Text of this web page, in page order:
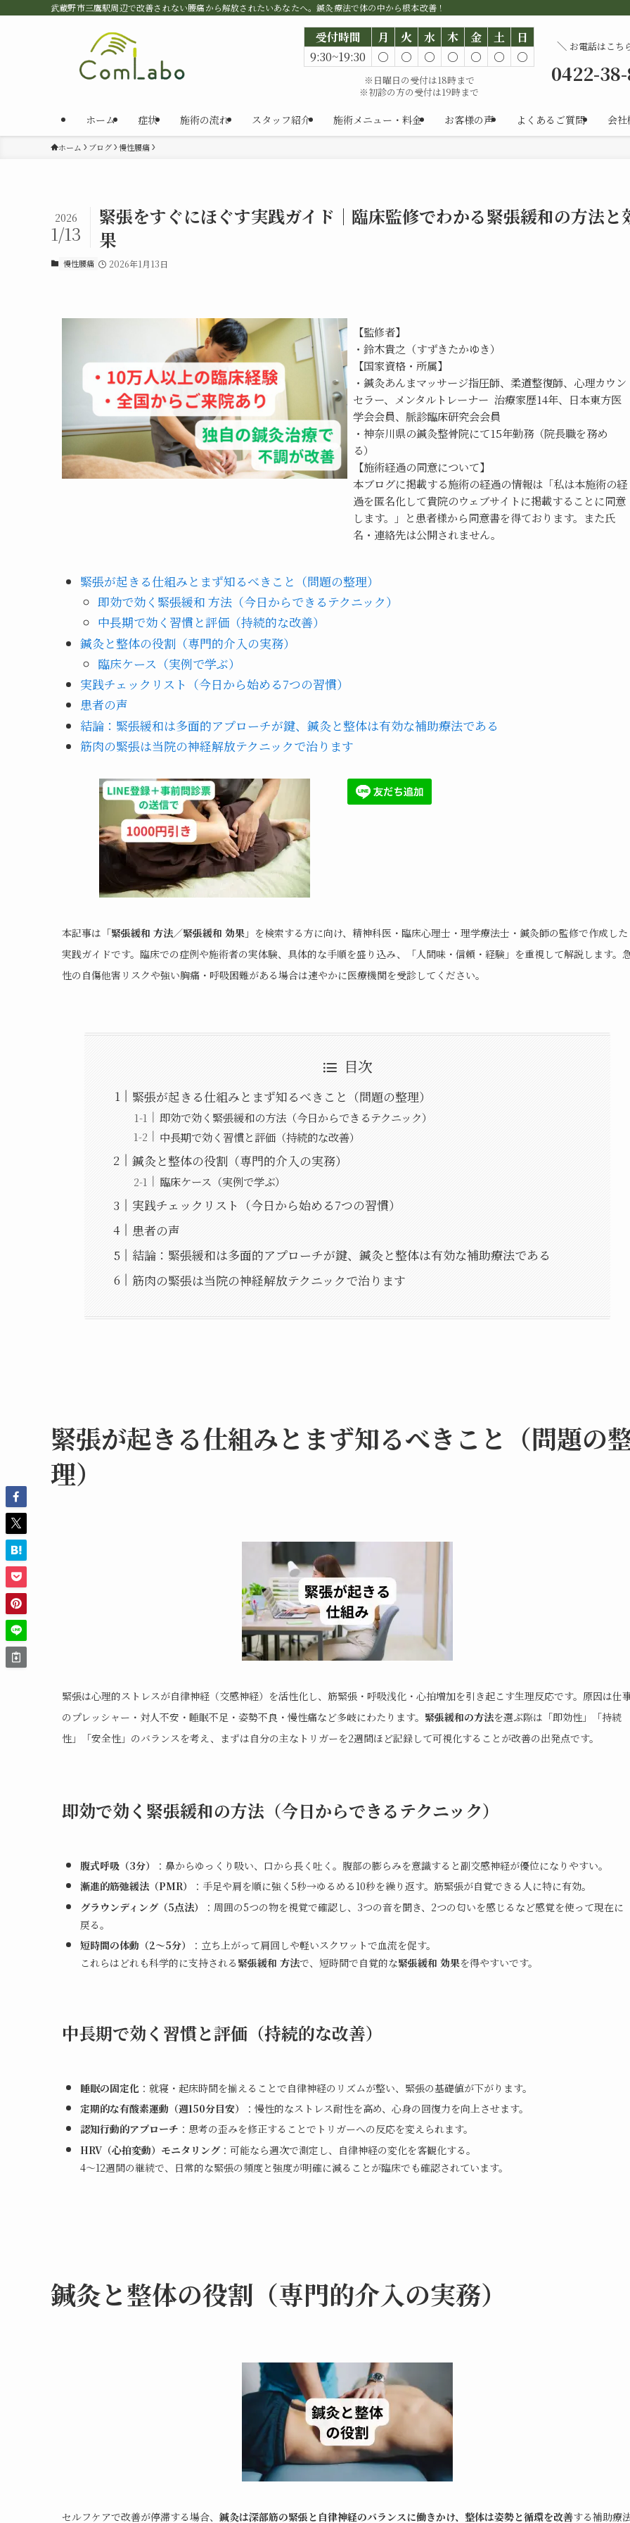
武蔵野市三鷹駅周辺で改善されない腰痛から解放されたいあなたへ。鍼灸療法で体の中から根本改善！
ホーム 症状 施術の流れ スタッフ紹介 施術メニュー・料金 お客様の声 よくあるご質問 会
受付時間 月 火 水 木 金 土
日
9:30~19:30
○ ○ ○ ○ ○ ○ ○
※日曜日の受付は18時まで
※初診の方の受付は19時まで
＼ お電話はこち
0422-
ホーム ブログ 慢性腰痛
緊張をすぐにほぐす実践ガイド｜臨床監修でわかる緊張緩和の方法と
果
2026
1/13
慢性腰痛 2026年1月13日
【監修者】
・鈴木貴之（すずきたかゆき）
【国家資格・所属】
・鍼灸あんまマッサージ指圧師、柔道整復師、心理カウン
セラー、メンタルトレーナー  治療家歴14年、日本東方医
学会会員、脈診臨床研究会会員
・神奈川県の鍼灸整骨院にて15年勤務（院長職を務め
る）
【施術経過の同意について】
本ブログに掲載する施術の経過の情報は「私は本施術の経
過を匿名化して貴院のウェブサイトに掲載することに同意
します。」と患者様から同意書を得ております。また氏
名・連絡先は公開されません。
緊張が起きる仕組みとまず知るべきこと（問題の整理）
即効で効く緊張緩和 方法（今日からできるテクニック）
中長期で効く習慣と評価（持続的な改善）
鍼灸と整体の役割（専門的介入の実務）
臨床ケース（実例で学ぶ）
実践チェックリスト（今日から始める7つの習慣）
患者の声
結論：緊張緩和は多面的アプローチが鍵、鍼灸と整体は有効な補助療法である
筋肉の緊張は当院の神経解放テクニックで治ります
本記事は「緊張緩和 方法／緊張緩和 効果 」を検索する方に向け、精神科医・臨床心理士・理学療法士・鍼灸師の監修で作成した
実践ガイドです。臨床での症例や施術者の実体験、具体的な手順を盛り込み、「人間味・信頼・経験」を重視して解説します。
性の自傷他害リスクや強い胸痛・呼吸困難がある場合は速やかに医療機関を受診してください。
目次
緊張が起きる仕組みとまず知るべきこと（問題の整理）
即効で効く緊張緩和の方法（今日からできるテクニック）
中長期で効く習慣と評価（持続的な改善）
鍼灸と整体の役割（専門的介入の実務）
臨床ケース（実例で学ぶ）
実践チェックリスト（今日から始める7つの習慣）
患者の声
結論：緊張緩和は多面的アプローチが鍵、鍼灸と整体は有効な補助療法である
筋肉の緊張は当院の神経解放テクニックで治ります
緊張が起きる仕組みとまず知るべきこと（問題の
理）
緊張は心理的ストレスが自律神経（交感神経）を活性化し、筋緊張・呼吸浅化・心拍増加を引き起こす生理反応です。原因は仕
のプレッシャー・対人不安・睡眠不足・姿勢不良・慢性痛など多岐にわたります。 緊張緩和の方法を選ぶ際は「即効性」「持続
性」「安全性」のバランスを考え、まずは自分の主なトリガーを2週間ほど記録して可視化することが改善の出発点です。
即効で効く緊張緩和の方法（今日からできるテクニック）
腹式呼吸（3分）
：鼻からゆっくり吸い、口から長く吐く。腹部の膨らみを意識すると副交感神経が優位になりやすい。
漸進的筋弛緩法（PMR）
：手足や肩を順に強く5秒→ゆるめる10秒を繰り返す。筋緊張が自覚できる人に特に有効。
グラウンディング（5点法）
：周囲の5つの物を視覚で確認し、3つの音を聞き、2つの匂いを感じるなど感覚を使って現在に
戻る。
短時間の体動（2〜5分）
：立ち上がって肩回しや軽いスクワットで血流を促す。
これらはどれも科学的に支持される 緊張緩和 方法で、短時間で自覚的な緊張緩和 効果を得やすいです。
中長期で効く習慣と評価（持続的な改善）
睡眠の固定化 ：就寝・起床時間を揃えることで自律神経のリズムが整い、緊張の基礎値が下がります。
定期的な有酸素運動（週150分目安）
：慢性的なストレス耐性を高め、心身の回復力を向上させます。
認知行動的アプローチ ：思考の歪みを修正することでトリガーへの反応を変えられます。
HRV（心拍変動）モニタリング：可能なら週次で測定し、自律神経の変化を客観化する。
4〜12週間の継続で、日常的な緊張の頻度と強度が明確に減ることが臨床でも確認されています。
鍼灸と整体の役割（専門的介入の実務）
セルフケアで改善が停滞する場合、 鍼灸は深部筋の緊張と自律神経のバランスに働きかけ、整体は姿勢と循環を改善する補助療